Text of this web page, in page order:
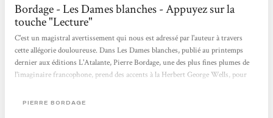
Bordage - Les Dames blanches - Appuyez sur la
touche "Lecture"
C'est un magistral avertissement qui nous est adressé par l'auteur à travers
cette allégorie douloureuse. Dans Les Dames blanches, publié au printemps
dernier aux éditions L'Atalante, Pierre Bordage, une des plus fines plumes de
l'imaginaire francophone, prend des accents à la Herbert George Wells, pour
belligérant : notre monde à nous, auto-destructeur et motivé par des
PIERRE BORDAGE